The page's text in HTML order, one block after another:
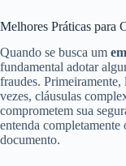
Melhores Práticas para
Quando se busca um
fundamental adotar
fraudes.
vezes, cláusulas
comprometem sua
entenda completamente
documento.